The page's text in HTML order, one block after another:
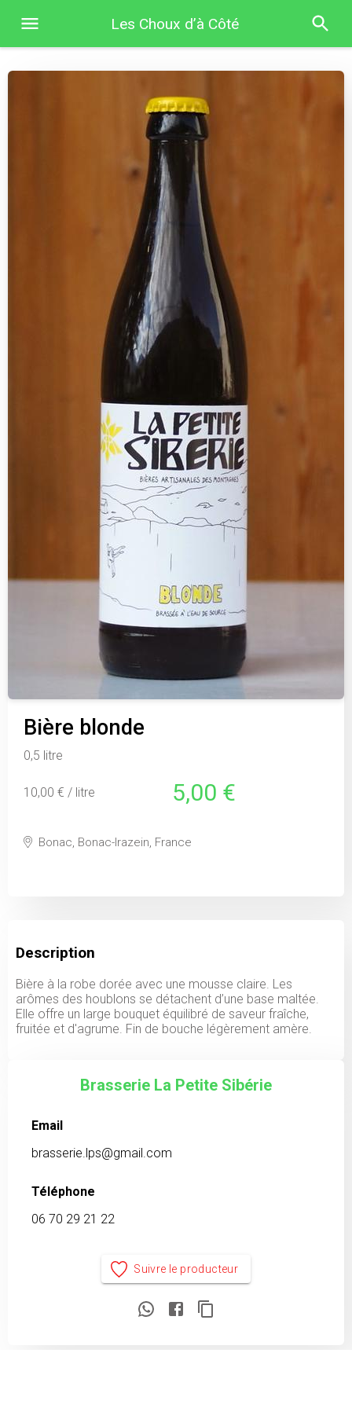
Les Choux d’à Côté
Bière blonde
0,5 litre
10,00 € / litre 5,00 €
Bonac, Bonac-Irazein, France
Description
Bière à la robe dorée avec une mousse claire. Les
arômes des houblons se détachent d’une base maltée.
Elle offre un large bouquet équilibré de saveur fraîche,
fruitée et d'agrume. Fin de bouche légèrement amère.
Brasserie La Petite Sibérie
Email
brasserie.lps@gmail.com
Téléphone
06 70 29 21 22
Suivre le producteur